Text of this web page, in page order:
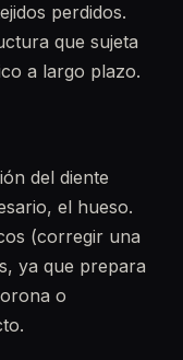
perdidos.
que sujeta
a largo plazo.
del diente
el hueso.
(corregir una
ya que prepara
o